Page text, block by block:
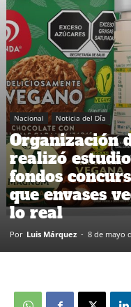
Nacional Noticia del Día
Organización
realizó
fondos
que envases
lo real
Por Luis Márquez - 8 de mayo